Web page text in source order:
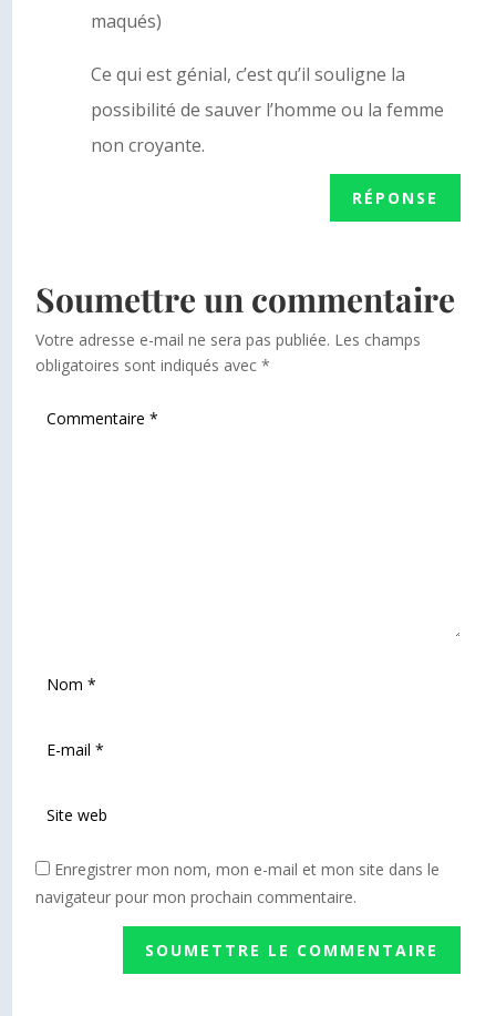
maqués)
Ce qui est génial, c’est qu’il souligne la
possibilité de sauver l’homme ou la femme
non croyante.
RÉPONSE
Soumettre un commentaire
Votre adresse e-mail ne sera pas publiée. Les champs
obligatoires sont indiqués avec*
Enregistrer mon nom, mon e-mail et mon site dans le
navigateur pour mon prochain commentaire.
SOUMETTRE LE COMMENTAIRE